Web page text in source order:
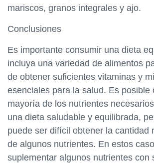
mariscos, granos integrales y ajo.
Conclusiones
Es importante consumir una dieta
incluya una variedad de alimentos
de obtener suficientes vitaminas y
esenciales para la salud. Es posible
mayoría de los nutrientes
una dieta saludable y equilibrada,
puede ser difícil obtener la cantidad
de algunos nutrientes. En estos
suplementar algunos nutrientes con